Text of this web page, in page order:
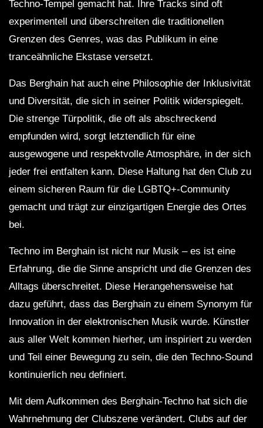
Techno-Tempel gemacht hat. Ihre Tracks sind oft
experimentell und überschreiten die traditionellen
Grenzen des Genres, was das Publikum in eine
tranceähnliche Ekstase versetzt.
Das Berghain hat auch eine Philosophie der Inklusivität
und Diversität, die sich in seiner Politik widerspiegelt.
Die strenge Türpolitik, die oft als abschreckend
empfunden wird, sorgt letztendlich für eine
ausgewogene und respektvolle Atmosphäre, in der sich
jeder frei entfalten kann. Diese Haltung hat den Club zu
einem sicheren Raum für die LGBTQ+-Community
gemacht und trägt zur einzigartigen Energie des Ortes
bei.
Techno im Berghain ist nicht nur Musik – es ist eine
Erfahrung, die die Sinne anspricht und die Grenzen des
Alltags überschreitet. Diese Herangehensweise hat
dazu geführt, dass das Berghain zu einem Synonym für
Innovation in der elektronischen Musik wurde. Künstler
aus aller Welt kommen hierher, um inspiriert zu werden
und Teil einer Bewegung zu sein, die den Techno-Sound
kontinuierlich neu definiert.
Mit dem Aufkommen des Berghain-Techno hat sich die
Wahrnehmung der Clubszene verändert. Clubs auf der